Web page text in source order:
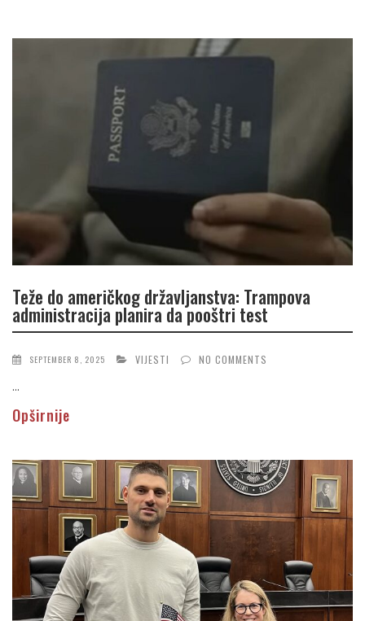
Teže do američkog državljanstva: Trampova
administracija planira da pooštri test
SEPTEMBER 8, 2025 VIJESTI NO COMMENTS
...
Opširnije